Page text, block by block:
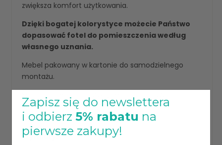
zwiększa komfort użytkowania.
Dzięki bogatej kolorystyce możecie Państwo
dopasować fotel do pomieszczenia według
własnego uznania.
Mebel pakowany w kartonie do samodzielnego
montażu.
siedziska.
Wymiary:
Zapisz się do newslettera
i odbierz 5% rabatu na
pierwsze zakupy!